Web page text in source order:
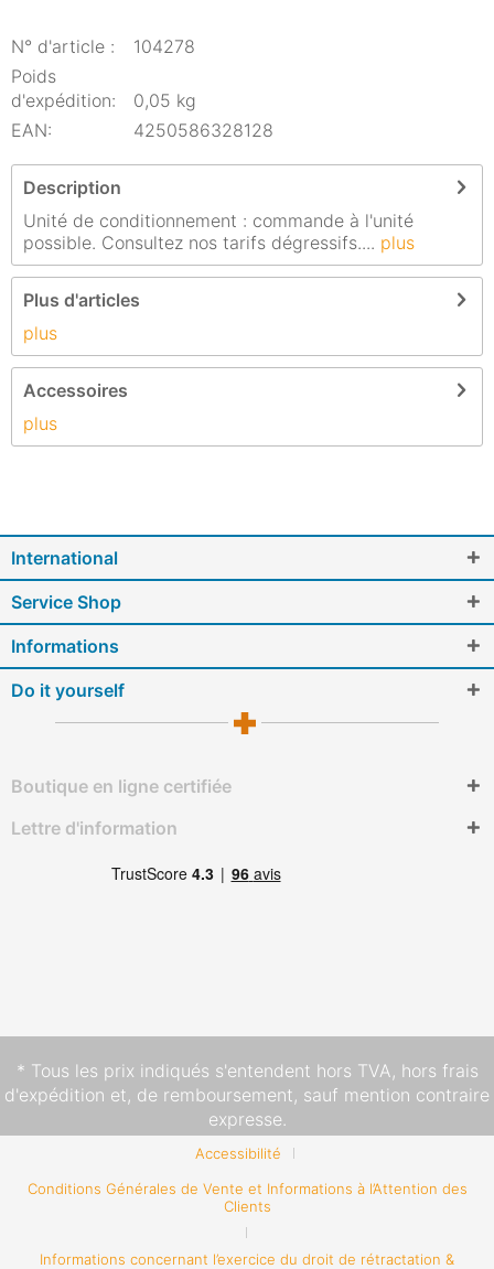
N° d'article :
104278
Poids
d'expédition:
0,05 kg
EAN:
4250586328128
Description
Unité de conditionnement : commande à l'unité
possible. Consultez nos tarifs dégressifs.... plus
Plus d'articles
plus
Accessoires
plus
International
Service Shop
Informations
Do it yourself
Boutique en ligne certifiée
Lettre d'information
* Tous les prix indiqués s'entendent hors TVA, hors frais
d'expédition et, de remboursement, sauf mention contraire
expresse.
Accessibilité
Conditions Générales de Vente et Informations à l’Attention des
Clients
Informations concernant l’exercice du droit de rétractation &